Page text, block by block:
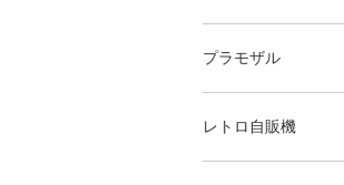
プラモザル
レトロ自販機